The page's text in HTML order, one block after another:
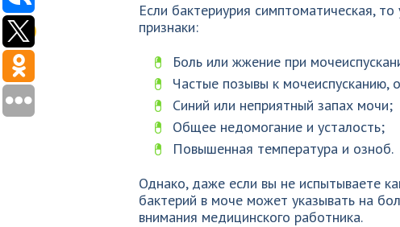
Если бактериурия симптоматическая,
признаки:
Боль или жжение при
Частые позывы к мочеиспусканию,
Синий или неприятный запах мочи;
Общее недомогание и усталость;
Повышенная температура и озноб.
Однако, даже если вы не испытываете
бактерий в моче может указывать на
внимания медицинского работника.